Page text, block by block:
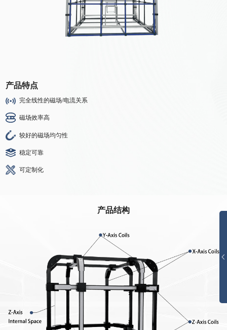
产品特点
完全线性的磁场/电流关系
磁场效率高
较好的磁场均匀性
稳定可靠
可定制化
产品结构